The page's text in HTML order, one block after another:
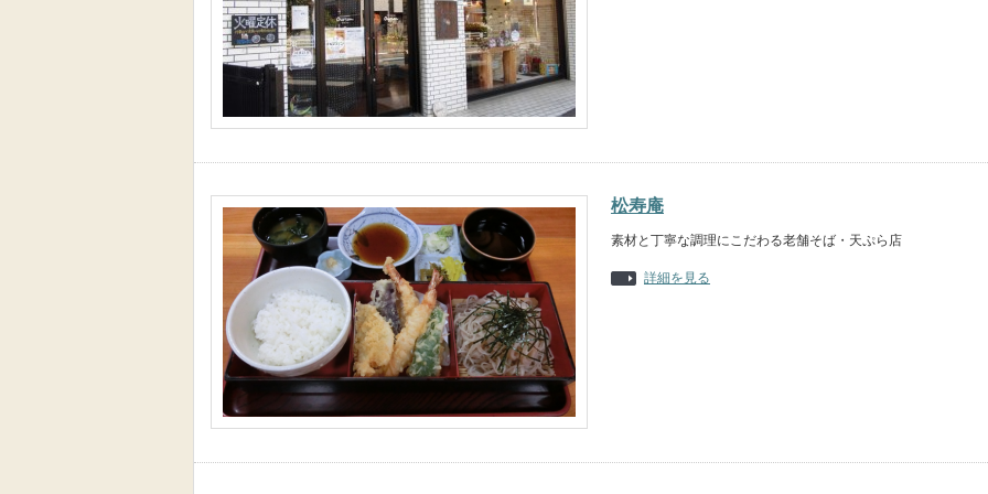
松寿庵
素材と丁寧な調理にこだわる老舗そば・天ぷら店
詳細を見る